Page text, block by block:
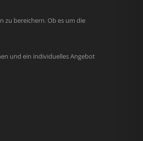
zu bereichern. Ob es um die
und ein individuelles Angebot